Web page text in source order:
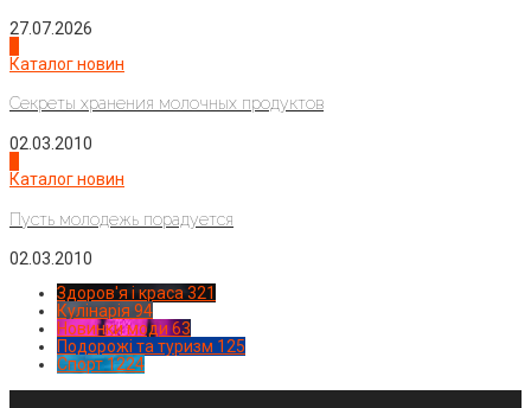
27.07.2026
Каталог новин
Секреты хранения молочных продуктов
02.03.2010
Каталог новин
Пусть молодежь порадуется
02.03.2010
Здоров'я і краса 321
Кулінарія 94
Новинки моди 63
Подорожі та туризм 125
Спорт1224